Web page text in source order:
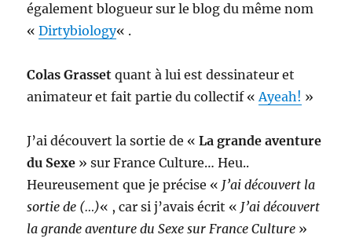
également blogueur sur le blog du même nom
«Dirtybiology« .
Colas Grasset quant à lui est dessinateur et
animateur et fait partie du collectif «Ayeah! »
J’ai découvert la sortie de «La grande aventure
du Sexe » sur France Culture… Heu..
Heureusement que je précise « J’ai découvert la
sortie de (…)« , car si j’avais écrit « J’ai découvert
la grande aventure du Sexe sur France Culture »